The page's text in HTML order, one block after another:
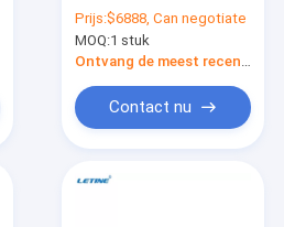
Hydro Miner
Prijs:$6888, Can negotiate
MOQ:1 stuk
Ontvang de meest recente Prijs
Contact nu